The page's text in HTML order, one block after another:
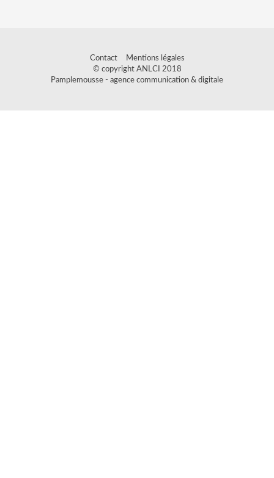
Contact
Mentions légales
© copyright ANLCI 2018
Pamplemousse - agence communication & digitale